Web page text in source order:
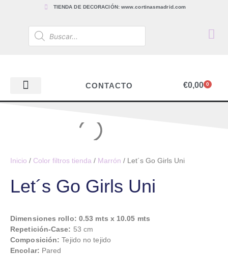
TIENDA DE DECORACIÓN: www.cortinasmadrid.com
CONTACTO €0,00 0
Inicio / Color filtros tienda / Marrón / Let´s Go Girls Uni
Let´s Go Girls Uni
Dimensiones rollo: 0.53 mts x 10.05 mts
Repetición-Case: 53 cm
Composición: Tejido no tejido
Encolar: Pared